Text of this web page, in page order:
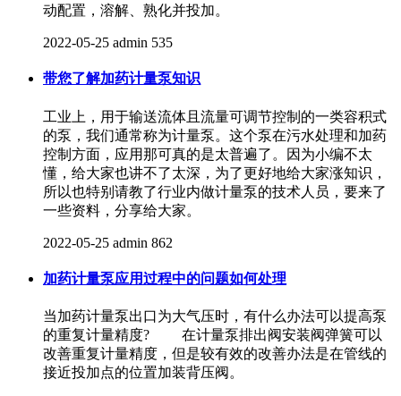
动配置，溶解、熟化并投加。
2022-05-25 admin 535
带您了解加药计量泵知识
工业上，用于输送流体且流量可调节控制的一类容积式
的泵，我们通常称为计量泵。这个泵在污水处理和加药
控制方面，应用那可真的是太普遍了。因为小编不太
懂，给大家也讲不了太深，为了更好地给大家涨知识，
所以也特别请教了行业内做计量泵的技术人员，要来了
一些资料，分享给大家。
2022-05-25 admin 862
加药计量泵应用过程中的问题如何处理
当加药计量泵​出口为大气压时，有什么办法可以提高泵
的重复计量精度? 在计量泵排出阀安装阀弹簧可以
改善重复计量精度，但是较有效的改善办法是在管线的
接近投加点的位置加装背压阀。